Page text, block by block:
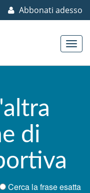
Abbonati adesso
di
Cerca la frase esatta